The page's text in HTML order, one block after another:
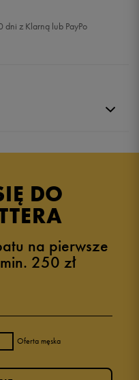
dni z Klarną lub PayPo
przez
8%
DO
na pierwsze
250 zł
Oferta męska